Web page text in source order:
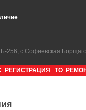
256, с.Софиевская
РЕГИСТРАЦИЯ ТО